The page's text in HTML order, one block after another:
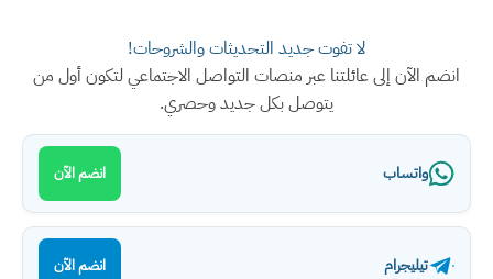
لا تفوت جديد التحديثات والشروحات!
انضم الآن إلى عائلتنا عبر منصات التواصل الاجتماعي لتكون أول من
يتوصل بكل جديد وحصري.
واتساب انضم الآن
تيليجرام انضم الآن